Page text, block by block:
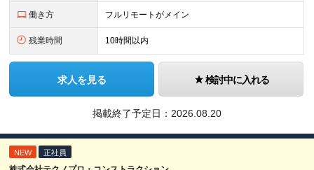
働き方 フルリモートがメイン
残業時間 10時間以内
求人を見る 検討中に入れる
掲載終了予定日： 2026.08.20
NEW 正社員